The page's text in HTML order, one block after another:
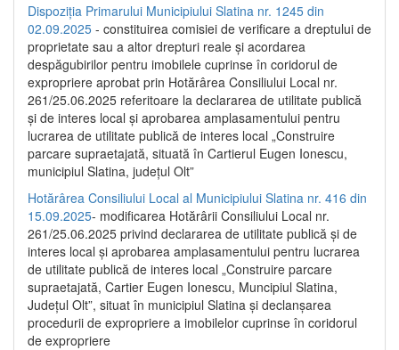
Dispoziția Primarului Municipiului Slatina nr. 1245 din
02.09.2025 - constituirea comisiei de verificare a dreptului de
proprietate sau a altor drepturi reale și acordarea
despăgubirilor pentru imobilele cuprinse în coridorul de
expropriere aprobat prin Hotărârea Consiliului Local nr.
261/25.06.2025 referitoare la declararea de utilitate publică
și de interes local și aprobarea amplasamentului pentru
lucrarea de utilitate publică de interes local „Construire
parcare supraetajată, situată în Cartierul Eugen Ionescu,
municipiul Slatina, județul Olt”
Hotărârea Consiliului Local al Municipiului Slatina nr. 416 din
15.09.2025- modificarea Hotărârii Consiliului Local nr.
261/25.06.2025 privind declararea de utilitate publică și de
interes local și aprobarea amplasamentului pentru lucrarea
de utilitate publică de interes local „Construire parcare
supraetajată, Cartier Eugen Ionescu, Muncipiul Slatina,
Județul Olt”, situat în municipiul Slatina și declanșarea
procedurii de expropriere a imobilelor cuprinse în coridorul
de expropriere